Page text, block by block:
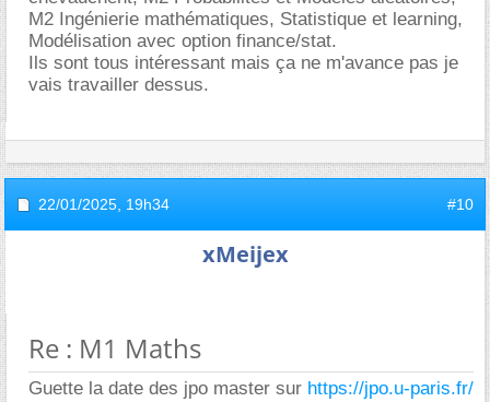
M2 Ingénierie mathématiques, Statistique et learning,
Modélisation avec option finance/stat.
Ils sont tous intéressant mais ça ne m'avance pas je
vais travailler dessus.
22/01/2025, 19h34 #10
xMeijex
Re : M1 Maths
Guette la date des jpo master sur https://jpo.u-paris.fr/